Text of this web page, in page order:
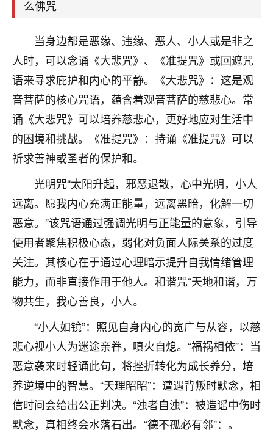
么佛咒
当身边都是恶缘、违缘、恶人、小人或是非之
人时，可以念诵《大悲咒》、《准提咒》或回遮咒
语来寻求庇护和内心的平静。《大悲咒》：这是观
音菩萨的核心咒语，蕴含着观音菩萨的慈悲心。常
诵《大悲咒》可以培养慈悲心，更好地应对生活中
的困境和挑战。《准提咒》：持诵《准提咒》可以
祈求善神或圣者的保护和。
光明咒“太阳升起，邪恶退散，心中光明，小人
远离。愿我内心充满正能量，远离黑暗，化解一切
恶意。”该咒语通过强调光明与正能量的意象，引导
使用者聚焦积极心态，弱化对负面人际关系的过度
关注。其核心在于通过心理暗示提升自我情绪管理
能力，而非直接作用于他人。和谐咒“天地和谐，万
物共生，我心善良，小人。
“小人如镜”：照见自身内心的宽广与从容，以慈
悲心视小人为迷途亲眷，嗔火自熄。“福祸相依”：当
恶意袭来时轻诵此句，将挫折转化为成长养分，培
养逆境中的智慧。“天理昭昭”：遭遇背叛时默念，相
信时间会给出公正判决。“浊者自浊”：被造谣中伤时
默念，真相终会水落石出。“德不孤必有邻”：。
址、风水、还有开业日子，哪哪都看了，虽然
刚找老师做了补财库，希望财运更好一点！
2小时前 来自海南
梦醒时分
我女儿高二叛逆，大半年不上学，一说她就要死要活
的，把我们两口子愁的不行，朋友给我推荐的慧来老
师，一开始我是病急乱投医，这半年来，法事一个个
做完，我女儿跟变了个人一样，不期望她能考多好的
大学，只要能安安稳稳的把书读了，身体心理都健健
康康的我就很知足了！
鹿森：可怜天下父母心啊！
3小时前 来自河北 16
付深
我是公司人事调整，有升迁机会，但同时竞争的我们
三个，找老师的时候是抱着侥幸心理，没想到老师看
着我晋升有望，我半信半疑的按照老师建议，做了化
太岁还有一个发钱粮，本来年前的人事调整，拖到年
后，我以为都没戏了，结果开年一上班，开会提拔升
职第一个就是我，职务无所谓，主要是底薪加了
3000，非常开心，无论如何，感恩感谢！🙏🏻
鹿森：恭喜升职加薪！！，请客吗？�
12小时前 来自北京